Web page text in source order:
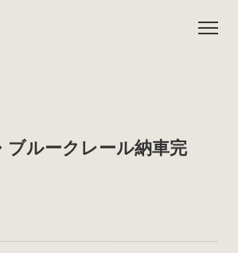
ブルークレール納車完